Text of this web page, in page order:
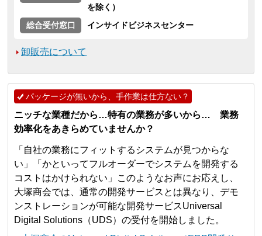
を除く）
総合受付窓口
インサイドビジネスセンター
卸販売について
パッケージが無いから、手作業は仕方ない？
ニッチな業種だから…特有の業務が多いから… 業務
効率化をあきらめていませんか？
「自社の業務にフィットするシステムが見つからな
い」「かといってフルオーダーでシステムを開発する
コストはかけられない」このようなお声にお応えし、
大塚商会では、通常の開発サービスとは異なり、デモ
ンストレーションが可能な開発サービスUniversal
Digital Solutions（UDS）の受付を開始しました。